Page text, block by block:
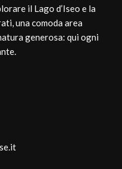
il Lago d’Iseo e la
una comoda area
generosa: qui ogni